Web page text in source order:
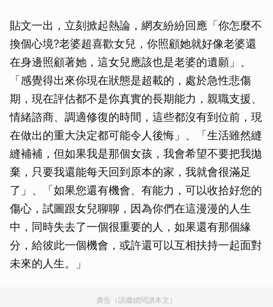
貼文一出，立刻掀起熱論，網友紛紛回應「你怎麼不
換個心境?老婆超喜歡女兒，你照顧她就好像老婆還
在身邊照顧著她，這女兒應該也是老婆的遺願」、
「感覺得出來你現在狀態是超載的，處於急性悲傷
期，現在評估都不是你真實的長期能力，親職支援、
情緒諮商、調適修復的時間，這些都沒有到位前，現
在做出的重大決定都可能令人後悔」、「生活雖然縫
縫補補，但如果我是那個女孩，我會希望不要把我拋
棄，只要我還能每天回到原本的家，我就會很滿足
了」、「如果您還有機會、有能力，可以收拾好您的
傷心，試圖跟女兒聊聊，因為你們在這漫漫的人生
中，同時失去了一個很重要的人，如果還有那個緣
分，給彼此一個機會，或許還可以互相扶持一起面對
未來的人生。」
廣告（請繼續閱讀本文）